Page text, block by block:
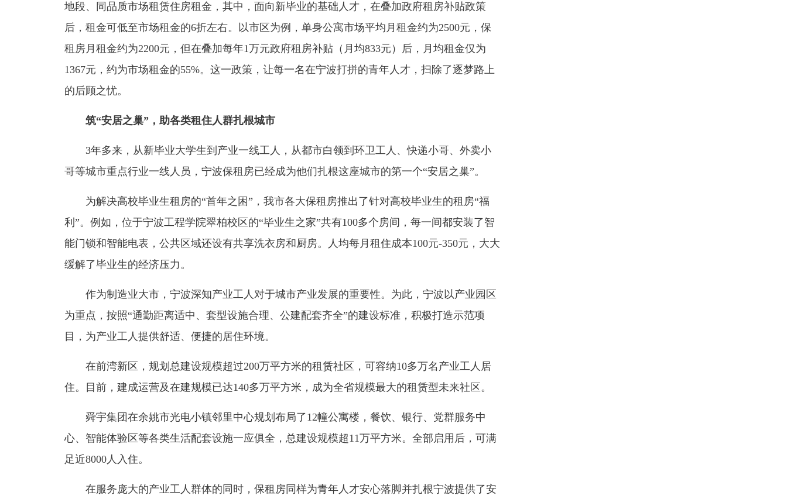
地段、同品质市场租赁住房租金，其中，面向新毕业的基础人才，在叠加政府租房补贴政策
后，租金可低至市场租金的6折左右。以市区为例，单身公寓市场平均月租金约为2500元，保
租房月租金约为2200元，但在叠加每年1万元政府租房补贴（月均833元）后，月均租金仅为
1367元，约为市场租金的55%。这一政策，让每一名在宁波打拼的青年人才，扫除了逐梦路上
的后顾之忧。
筑“安居之巢”，助各类租住人群扎根城市
3年多来，从新毕业大学生到产业一线工人，从都市白领到环卫工人、快递小哥、外卖小
哥等城市重点行业一线人员，宁波保租房已经成为他们扎根这座城市的第一个“安居之巢”。
为解决高校毕业生租房的“首年之困”，我市各大保租房推出了针对高校毕业生的租房“福
利”。例如，位于宁波工程学院翠柏校区的“毕业生之家”共有100多个房间，每一间都安装了智
能门锁和智能电表，公共区域还设有共享洗衣房和厨房。人均每月租住成本100元-350元，大大
缓解了毕业生的经济压力。
作为制造业大市，宁波深知产业工人对于城市产业发展的重要性。为此，宁波以产业园区
为重点，按照“通勤距离适中、套型设施合理、公建配套齐全”的建设标准，积极打造示范项
目，为产业工人提供舒适、便捷的居住环境。
在前湾新区，规划总建设规模超过200万平方米的租赁社区，可容纳10多万名产业工人居
住。目前，建成运营及在建规模已达140多万平方米，成为全省规模最大的租赁型未来社区。
舜宇集团在余姚市光电小镇邻里中心规划布局了12幢公寓楼，餐饮、银行、党群服务中
心、智能体验区等各类生活配套设施一应俱全，总建设规模超11万平方米。全部启用后，可满
足近8000人入住。
在服务庞大的产业工人群体的同时，保租房同样为青年人才安心落脚并扎根宁波提供了安